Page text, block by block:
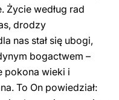
Życie według rad
drodzy
nas stał się ubogi,
bogactwem –
pokona wieki i
To On powiedział: